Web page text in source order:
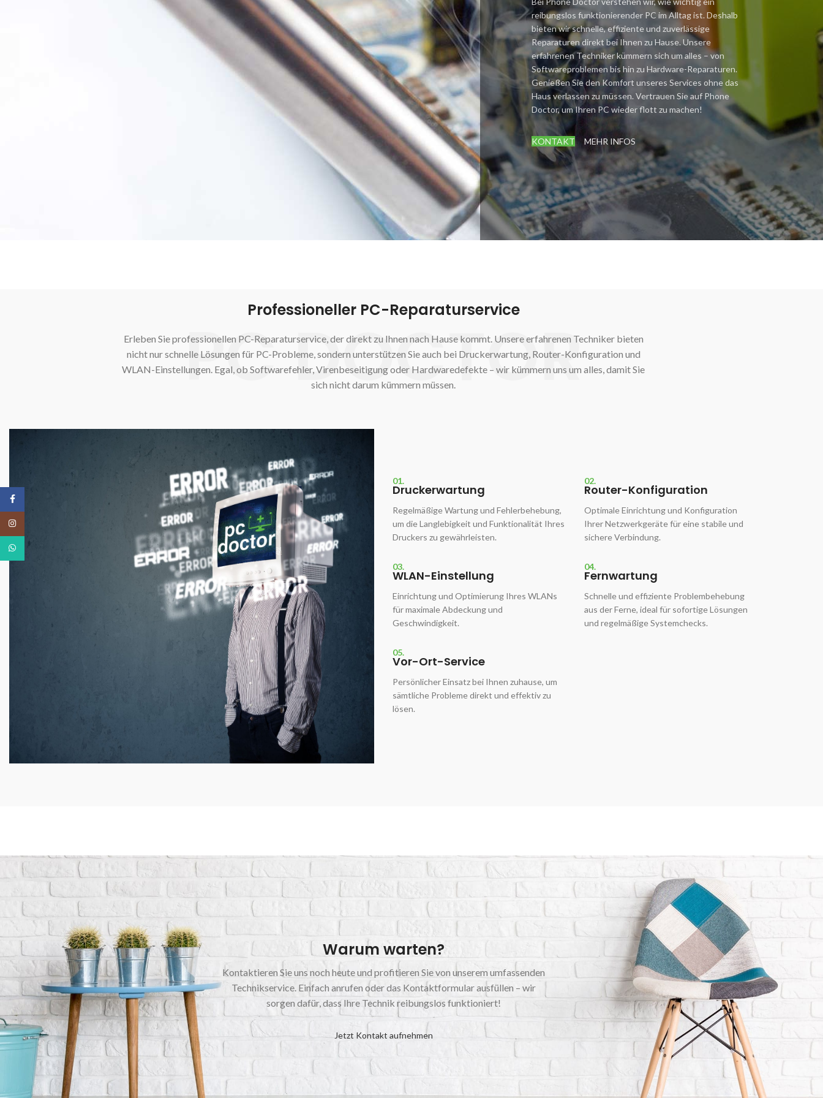
reibungslos funktionierender PC im Alltag ist. Deshalb
bieten wir schnelle, effiziente und zuverlässige
Reparaturen direkt bei Ihnen zu Hause. Unsere
erfahrenen Techniker kümmern sich um alles – von
Softwareproblemen bis hin zu Hardware-Reparaturen.
Genießen Sie den Komfort unseres Services ohne das
Haus verlassen zu müssen. Vertrauen Sie auf Phone
Doctor, um Ihren PC wieder flott zu machen!
KONTAKT MEHR INFOS
PC DOCTOR
Professioneller PC-Reparaturservice
Erleben Sie professionellen PC-Reparaturservice, der direkt zu Ihnen nach Hause kommt. Unsere erfahrenen Techniker bieten
nicht nur schnelle Lösungen für PC-Probleme, sondern unterstützen Sie auch bei Druckerwartung, Router-Konfiguration und
WLAN-Einstellungen. Egal, ob Softwarefehler, Virenbeseitigung oder Hardwaredefekte – wir kümmern uns um alles, damit Sie
sich nicht darum kümmern müssen.
01.
Druckerwartung
Regelmäßige Wartung und Fehlerbehebung,
um die Langlebigkeit und Funktionalität Ihres
Druckers zu gewährleisten.
02.
Router-Konfiguration
Optimale Einrichtung und Konfiguration
Ihrer Netzwerkgeräte für eine stabile und
sichere Verbindung.
03.
WLAN-Einstellung
Einrichtung und Optimierung Ihres WLANs
für maximale Abdeckung und
Geschwindigkeit.
04.
Fernwartung
Schnelle und effiziente Problembehebung
aus der Ferne, ideal für sofortige Lösungen
und regelmäßige Systemchecks.
05.
Vor-Ort-Service
Persönlicher Einsatz bei Ihnen zuhause, um
sämtliche Probleme direkt und effektiv zu
lösen.
Warum warten?
Kontaktieren Sie uns noch heute und profitieren Sie von unserem umfassenden
Technikservice. Einfach anrufen oder das Kontaktformular ausfüllen – wir
sorgen dafür, dass Ihre Technik reibungslos funktioniert!
Jetzt Kontakt aufnehmen